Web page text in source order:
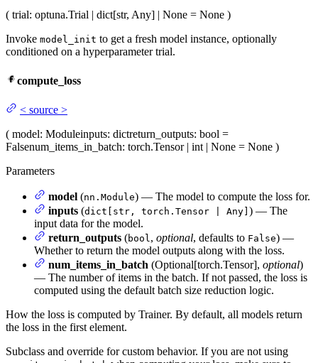
( trial: optuna.Trial | dict[str, Any] | None = None )
Invoke model_init to get a fresh model instance, optionally
conditioned on a hyperparameter trial.
compute_loss
< source >
( model: Moduleinputs: dictreturn_outputs: bool =
Falsenum_items_in_batch: torch.Tensor | int | None = None )
Parameters
model (nn.Module) — The model to compute the loss for.
inputs (dict[str, torch.Tensor | Any] ) — The
input data for the model.
return_outputs (bool, optional, defaults to False) —
Whether to return the model outputs along with the loss.
num_items_in_batch (Optional[torch.Tensor], optional)
— The number of items in the batch. If not passed, the loss is
computed using the default batch size reduction logic.
How the loss is computed by Trainer. By default, all models return
the loss in the first element.
Subclass and override for custom behavior. If you are not using